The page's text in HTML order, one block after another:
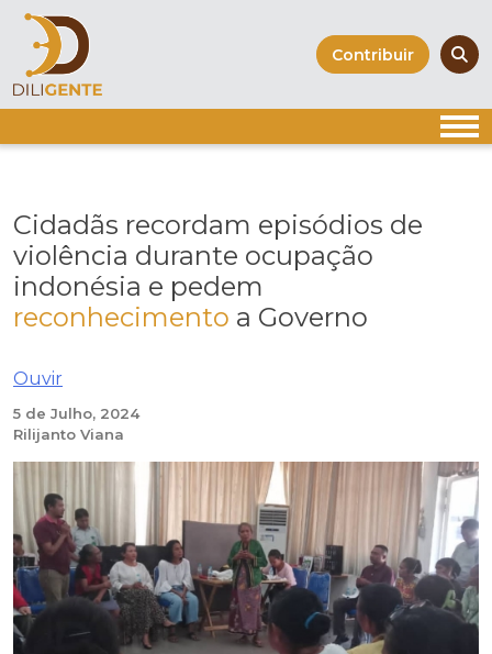
Skip
content
Contribuir
Cidadãs recordam episódios de
violência durante ocupação
indonésia e pedem
reconhecimento a Governo
Ouvir
5 de Julho, 2024
Rilijanto Viana